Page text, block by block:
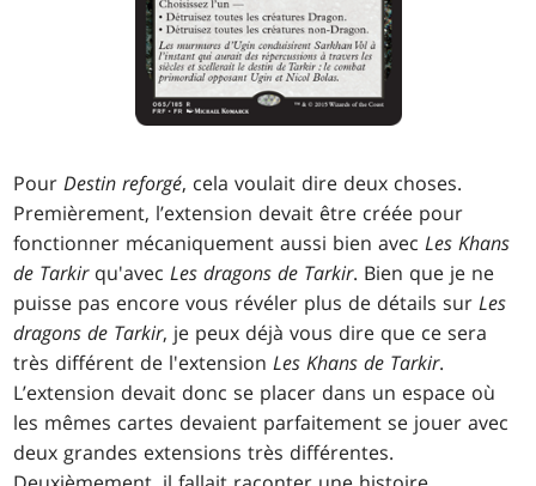
PourDestin reforgé, cela voulait dire deux choses.
Premièrement, l’extension devait être créée pour
fonctionner mécaniquement aussi bien avecLes Khans
de Tarkirqu'avecLes dragons de Tarkir. Bien que je ne
puisse pas encore vous révéler plus de détails surLes
dragons de Tarkir, je peux déjà vous dire que ce sera
très différent de l'extensionLes Khans de Tarkir.
L’extension devait donc se placer dans un espace où
les mêmes cartes devaient parfaitement se jouer avec
deux grandes extensions très différentes.